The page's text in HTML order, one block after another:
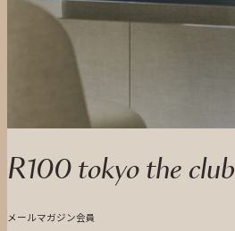
R100 tokyo the club
メールマガジン会員